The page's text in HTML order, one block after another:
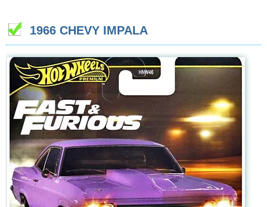
1966 CHEVY IMPALA